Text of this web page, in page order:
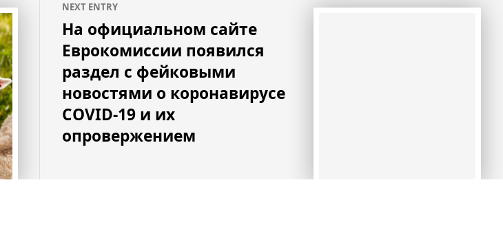
NEXT ENTRY
На официальном сайте
Еврокомиссии появился
раздел с фейковыми
новостями о коронавирусе
COVID-19 и их
опровержением